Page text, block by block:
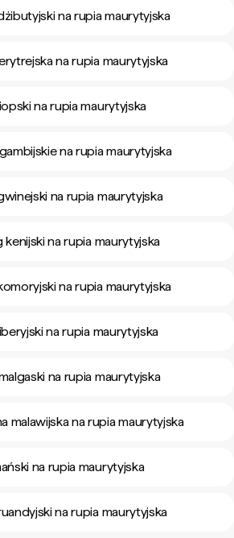
na rupia maurytyjska
na rupia maurytyjska
na rupia maurytyjska
na rupia maurytyjska
na rupia maurytyjska
na rupia maurytyjska
na rupia maurytyjska
na rupia maurytyjska
na rupia maurytyjska
malawijska na rupia maurytyjska
na rupia maurytyjska
na rupia maurytyjska